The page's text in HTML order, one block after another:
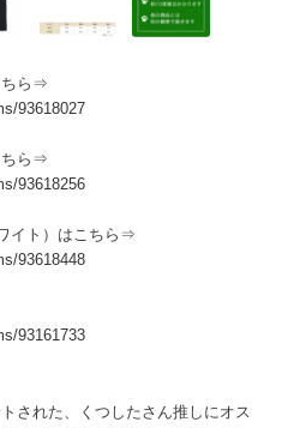
ちら⇒
93618027
ちら⇒
93618256
イト）はこちら⇒
93618448
93161733
された、くつしたさん推しにオス